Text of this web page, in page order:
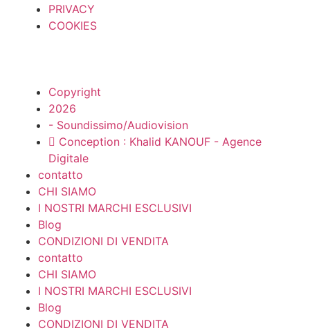
PRIVACY
COOKIES
Copyright
2026
- Soundissimo/Audiovision
Conception : Khalid KANOUF - Agence
Digitale
contatto
CHI SIAMO
I NOSTRI MARCHI ESCLUSIVI
Blog
CONDIZIONI DI VENDITA
contatto
CHI SIAMO
I NOSTRI MARCHI ESCLUSIVI
Blog
CONDIZIONI DI VENDITA